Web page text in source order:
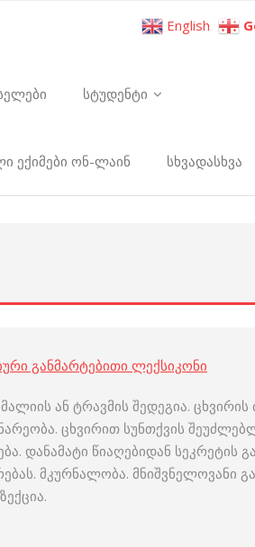
სტუდენტი
ექიმები ონ-ლაინ სხვადასხვა
განმარტებითი ლექსიკონი
ან ტრავმის შედეგია.
ცხვირით სუნთქვის
დანამატი წიაღებიდან სეკრეტის
მკურნალობა.
English